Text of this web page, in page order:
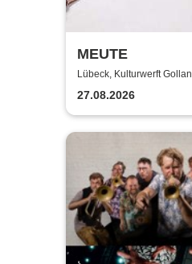
MEUTE
Lübeck, Kulturwerft Gollan
27.08.2026